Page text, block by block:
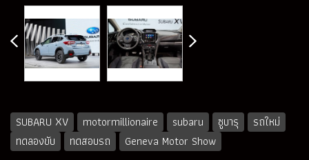
SUBARU XV motormillionaire subaru ซูบารุ
รถใหม่
ทดลองขับ
ทดสอบรถ Geneva Motor Show